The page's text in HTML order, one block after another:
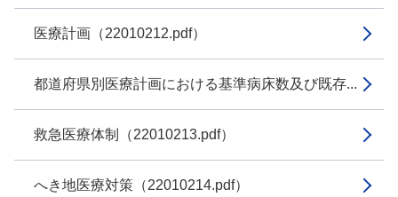
医療計画（22010212.pdf）
都道府県別医療計画における基準病床数及び既存...
救急医療体制（22010213.pdf）
へき地医療対策（22010214.pdf）